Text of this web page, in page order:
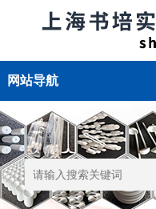
网站导航